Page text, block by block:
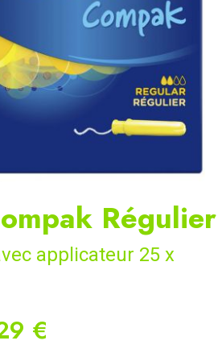
Régulier
applicateur 25 x
€